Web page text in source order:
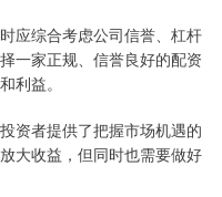
应综合考虑公司信誉、杠杆
一家正规、信誉良好的配资
利益。
资者提供了把握市场机遇的
大收益，但同时也需要做好